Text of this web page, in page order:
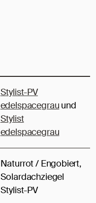
Stylist-PV
edelspacegrau und
Stylist
edelspacegrau
Naturrot / Engobiert,
Solardachziegel
Stylist-PV